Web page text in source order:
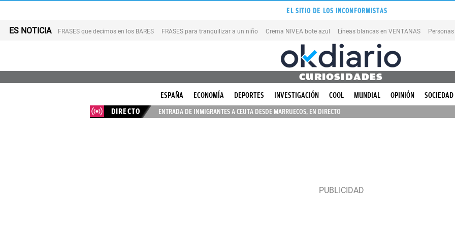
EL SITIO DE LOS INCONFORMISTAS
ES NOTICIA FRASES que decimos en los BARES FRASES para tranquilizar a un niño Crema NIVEA bote azul Líneas blancas en VENTANAS Personas
CURIOSIDADES
ESPAÑA ECONOMÍA DEPORTES INVESTIGACIÓN COOL MUNDIAL OPINIÓN SOCIEDAD
DIRECTO
ENTRADA DE INMIGRANTES A CEUTA DESDE MARRUECOS, EN DIRECTO